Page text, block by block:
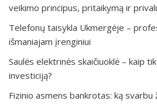
veikimo principus, pritaikymą ir
Telefonų taisykla Ukmergėje –
išmaniajam įrenginiui
Saulės elektrinės skaičiuoklė – kaip
investiciją?
Fizinio asmens bankrotas: ką svarbu